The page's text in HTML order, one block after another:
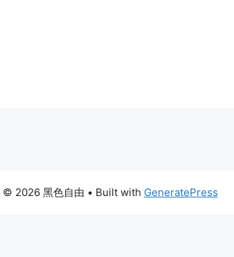
© 2026 黑色自由 • Built with GeneratePress